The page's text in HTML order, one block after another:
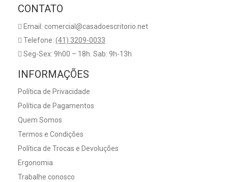
CONTATO
Email: comercial@casadoescritorio.net
Telefone: (41) 3209-0033
Seg-Sex: 9h00 – 18h. Sab: 9h-13h
INFORMAÇÕES
Política de Privacidade
Política de Pagamentos
Quem Somos
Termos e Condições
Política de Trocas e Devoluções
Ergonomia
Trabalhe conosco